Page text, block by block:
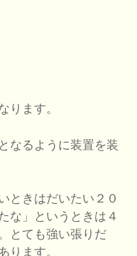
ります。
なるように装置を装
ときはだいたい２０
な」というときは４
とても強い張りだ
ります。